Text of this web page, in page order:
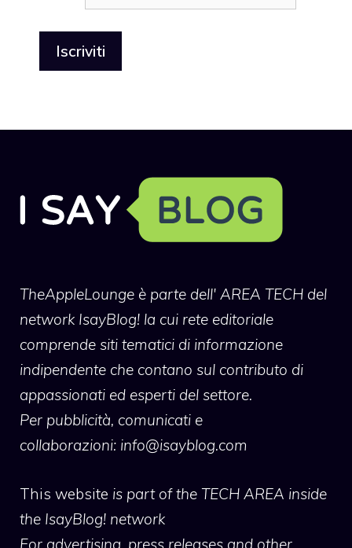
TheAppleLounge è parte dell' AREA TECH del
network IsayBlog! la cui rete editoriale
comprende siti tematici di informazione
indipendente che contano sul contributo di
appassionati ed esperti del settore.
Per pubblicità, comunicati e
collaborazioni: info@isayblog.com
This website is part of the TECH AREA inside
the IsayBlog! network